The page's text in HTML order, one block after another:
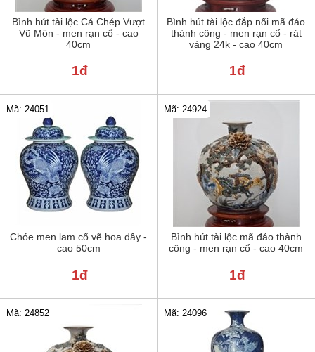
Bình hút tài lộc Cá Chép Vượt
Vũ Môn - men rạn cổ - cao
40cm
1đ
Bình hút tài lộc đắp nổi mã đáo
thành công - men rạn cổ - rát
vàng 24k - cao 40cm
1đ
Chóe men lam cổ vẽ hoa dây -
cao 50cm
Mã: 24051
1đ
Bình hút tài lộc mã đáo thành
công - men rạn cổ - cao 40cm
Mã: 24924
1đ
Mã: 24852 Mã: 24096